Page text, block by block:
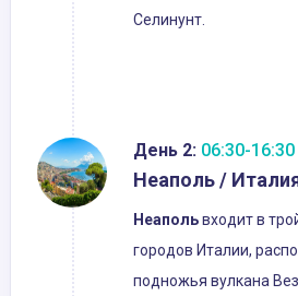
Селинунт.
День 2: 06:30-16:30
Неаполь /
Неапольвходит в
городов Италии,
подножья вулкана